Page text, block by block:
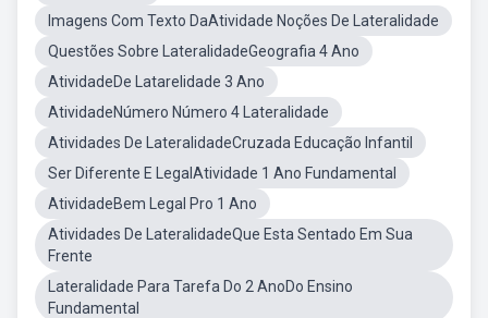
Imagens Com Texto DaAtividade Noções De Lateralidade
Questões Sobre LateralidadeGeografia 4 Ano
AtividadeDe Latarelidade 3 Ano
AtividadeNúmero Número 4 Lateralidade
Atividades De LateralidadeCruzada Educação Infantil
Ser Diferente E LegalAtividade 1 Ano Fundamental
AtividadeBem Legal Pro 1 Ano
Atividades De LateralidadeQue Esta Sentado Em Sua
Frente
Lateralidade Para Tarefa Do 2 AnoDo Ensino
Fundamental